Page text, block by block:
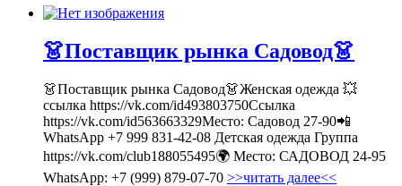
👗Поставщик рынка Садовод👗
👗Поставщик рынка Садовод👗Женская одежда 💥
ссылка https://vk.com/id493803750Ссылка
https://vk.com/id563663329Место: Садовод 27-90📲
WhatsApp +7 999 831-42-08 Детская одежда Группа
https://vk.com/club188055495🌍 Место: САДОВОД 24-95
WhatsApp: +7 (999) 879-07-70 >>читать далее<<